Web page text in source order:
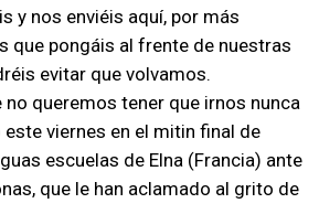
y nos enviéis aquí, por más
que pongáis al frente de nuestras
evitar que volvamos.
queremos tener que irnos nunca
este viernes en el mitin final de
escuelas de Elna (Francia) ante
que le han aclamado al grito de